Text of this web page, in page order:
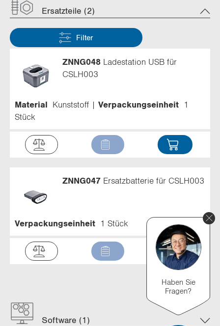
Ersatzteile (2)
Filter
ZNNG048 Ladestation USB für
CSLH003
Material Kunststoff Verpackungseinheit
1
Stück
ZNNG047 Ersatzbatterie für CSLH003
Verpackungseinheit 1 Stück
Software (1)
Haben Sie
Fragen?